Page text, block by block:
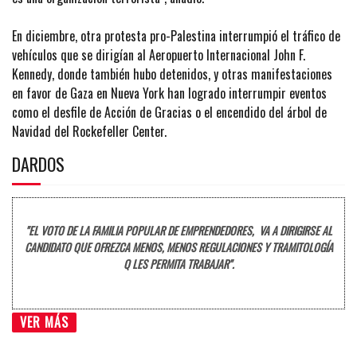
En diciembre, otra protesta pro-Palestina interrumpió el tráfico de
vehículos que se dirigían al Aeropuerto Internacional John F.
Kennedy, donde también hubo detenidos, y otras manifestaciones
en favor de Gaza en Nueva York han logrado interrumpir eventos
como el desfile de Acción de Gracias o el encendido del árbol de
Navidad del Rockefeller Center.
DARDOS
"EL VOTO DE LA FAMILIA POPULAR DE EMPRENDEDORES, VA A DIRIGIRSE AL
CANDIDATO QUE OFREZCA MENOS, MENOS REGULACIONES Y TRAMITOLOGÍA
Q LES PERMITA TRABAJAR".
VER MÁS